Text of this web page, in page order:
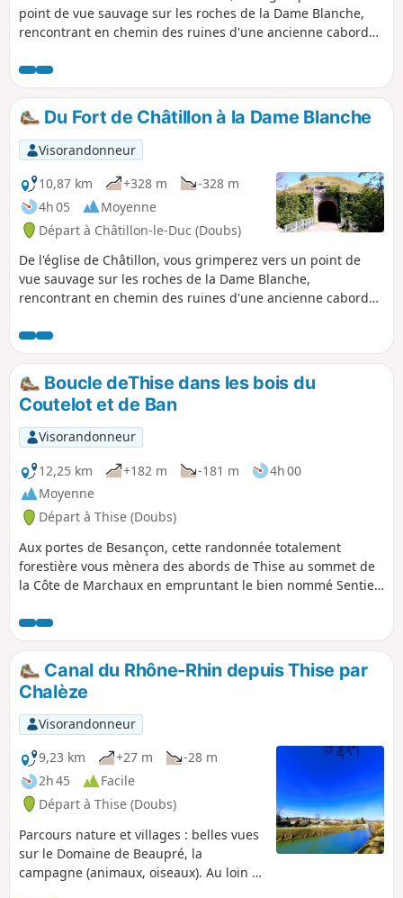
point de vue sauvage sur les roches de la Dame Blanche,
rencontrant en chemin des ruines d'une ancienne caborde,
à la nuit tombée. Puis vous redescendrez vers une
poudrière et le Fort de Châtillon par de paisibles sentiers
forestiers.
Du Fort de Châtillon à la Dame Blanche
Visorandonneur
10,87 km
+328 m
-328 m
4h 05
Moyenne
Départ à Châtillon-le-Duc (Doubs)
De l'église de Châtillon, vous grimperez vers un point de
vue sauvage sur les roches de la Dame Blanche,
rencontrant en chemin des ruines d'une ancienne caborde.
vallée de l'Ognon, vous gagnerez le belvédère du Fort de la
Dame Blanche sur les Vosges, sur les pas de cette femme
inquiétante qui hante ces lieux à la nuit tombée. Des
anciennes fortifications, vous redescendrez vers Châtillon
par de paisibles sentiers forestiers.
Boucle deThise dans les bois du
Coutelot et de Ban
Visorandonneur
12,25 km
+182 m -181 m
4h 00
Moyenne
Départ à Thise (Doubs)
Aux portes de Besançon, cette randonnée totalement
forestière vous mènera des abords de Thise au sommet de
la Côte de Marchaux en empruntant le bien nommé Sentier
point culminant de l'itinéraire. Le retour par la ligne de
crête puis de jolis sentiers ne présente aucune difficulté.
Canal du Rhône-Rhin depuis Thise par
Chalèze
Visorandonneur
9,23 km
+27 m
-28 m
2h 45
Facile
Départ à Thise (Doubs)
Parcours nature et villages : belles vues
sur le Domaine de Beaupré, la
campagne (animaux, oiseaux). Au loin la